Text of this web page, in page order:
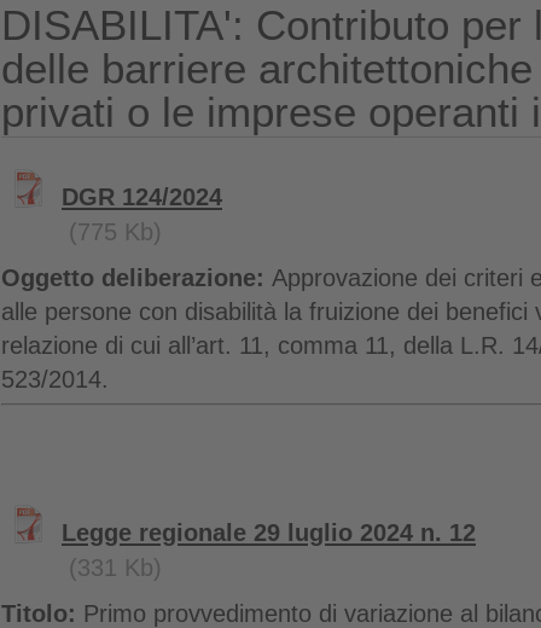
DISABILITA': Contributo per
delle barriere
privati o le imprese operanti
DGR 124/2024
(775 Kb)
Oggetto deliberazione: Approvazione dei criteri
alle persone con disabilità la fruizione dei benefici
relazione di cui all’art. 11, comma 11, della L.R.
523/2014.
Legge regionale 29 luglio 2024 n. 12
(331 Kb)
Titolo: Primo provvedimento di variazione al